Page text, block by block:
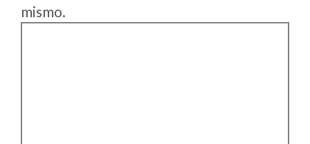
mismo.